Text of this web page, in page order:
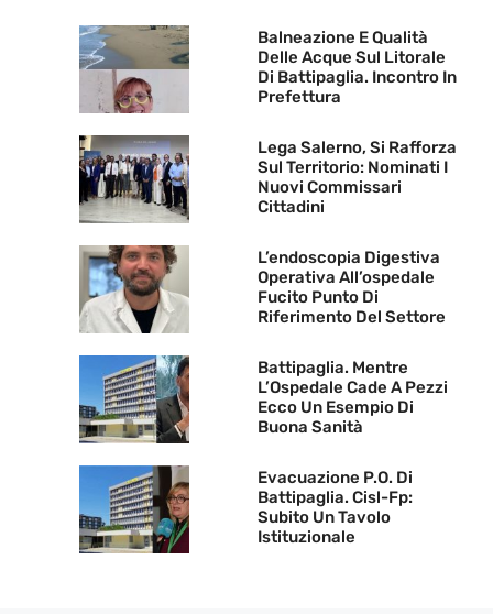
Balneazione E Qualità
Delle Acque Sul Litorale
Di Battipaglia. Incontro In
Prefettura
Lega Salerno, Si Rafforza
Sul Territorio: Nominati I
Nuovi Commissari
Cittadini
L’endoscopia Digestiva
Operativa All’ospedale
Fucito Punto Di
Riferimento Del Settore
Battipaglia. Mentre
L’Ospedale Cade A Pezzi
Ecco Un Esempio Di
Buona Sanità
Evacuazione P.O. Di
Battipaglia. Cisl-Fp:
Subito Un Tavolo
Istituzionale